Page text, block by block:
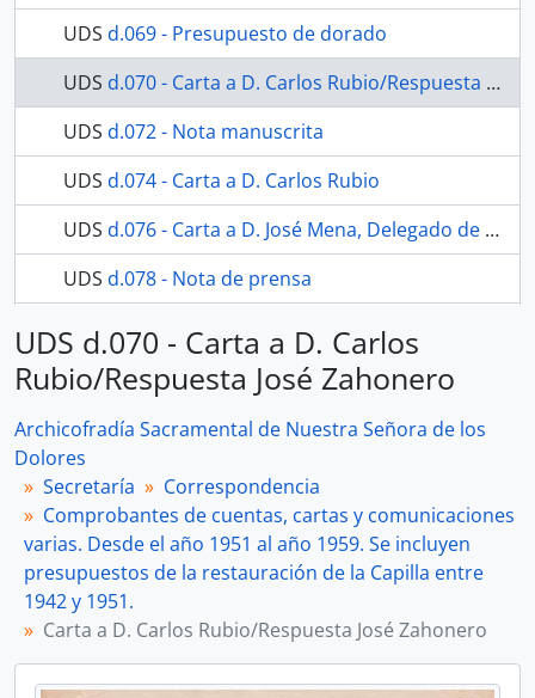
UDS d.069 - Presupuesto de dorado
UDS d.070 - Carta a D. Carlos Rubio/Respuesta José Zahonero
UDS d.072 - Nota manuscrita
UDS d.074 - Carta a D. Carlos Rubio
UDS d.076 - Carta a D. José Mena, Delegado de Parques y Jardines
UDS d.078 - Nota de prensa
82 más...
UDS d.070 - Carta a D. Carlos
Rubio/Respuesta José Zahonero
Archicofradía Sacramental de Nuestra Señora de los
Dolores
Secretaría
Correspondencia
Comprobantes de cuentas, cartas y comunicaciones
varias. Desde el año 1951 al año 1959. Se incluyen
presupuestos de la restauración de la Capilla entre
1942 y 1951.
Carta a D. Carlos Rubio/Respuesta José Zahonero